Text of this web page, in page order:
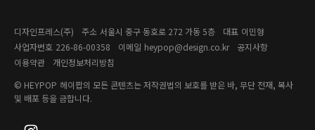
디자인프레스(주) 주소 서울시 중구 동호로 272 가동 5층 대표 이민형
사업자번호 226-86-00358​ 이메일 heypop@design.co.kr
공지사항
이용약관
개인정보처리방침
© HEYPOP 헤이팝의 모든 콘텐츠는 저작권법의 보호를 받은 바, 무단 전재, 복사
및 배포 등을 금합니다.